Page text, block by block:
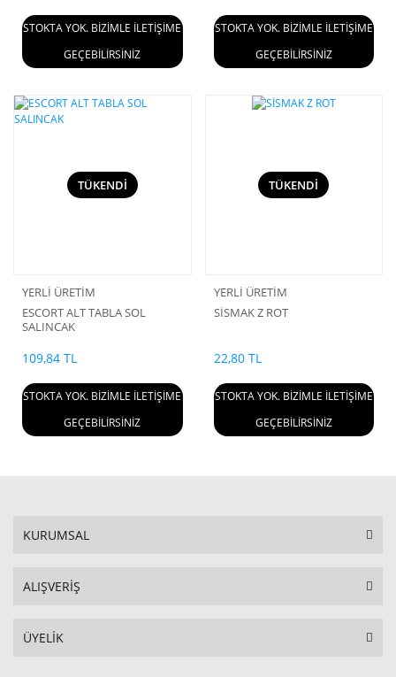
STOKTA YOK. BİZİMLE İLETİŞİME
GEÇEBİLİRSİNİZ
STOKTA YOK. BİZİMLE İLETİŞİME
GEÇEBİLİRSİNİZ
TÜKENDİ
YERLİ ÜRETİM
ESCORT ALT TABLA SOL
SALINCAK
109,84 TL
STOKTA YOK. BİZİMLE İLETİŞİME
GEÇEBİLİRSİNİZ
TÜKENDİ
YERLİ ÜRETİM
SİSMAK Z ROT
22,80 TL
STOKTA YOK. BİZİMLE İLETİŞİME
GEÇEBİLİRSİNİZ
KURUMSAL
ALIŞVERİŞ
ÜYELİK